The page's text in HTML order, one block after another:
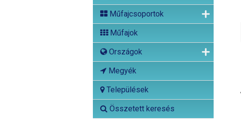
Műfajcsoportok
Műfajok
Országok
Megyék
Települések
Összetett keresés